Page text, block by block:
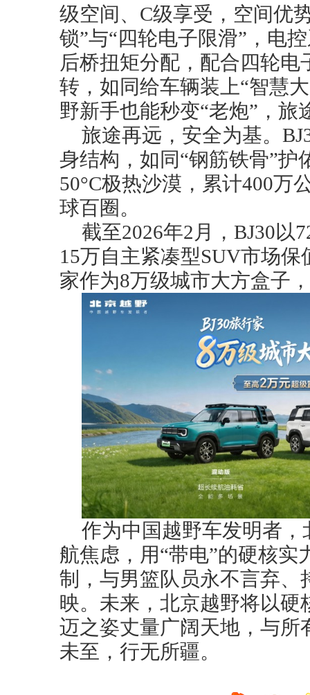
级空间、C级享受，空间优
锁”与“四轮电子限滑”，电
后桥扭矩分配，配合四轮
转，如同给车辆装上“智慧
野新手也能秒变“老炮”，旅
旅途再远，安全为基。
身结构，如同“钢筋铁骨”护
50°C极热沙漠，累计400万
球百圈。
截至2026年2月，BJ30以
15万自主紧凑型SUV市场
家作为8万级城市大方盒子
作为中国越野车发明者
航焦虑，用“带电”的硬核
制，与男篮队员永不言弃
映。未来，北京越野将以
迈之姿丈量广阔天地，与
未至，行无所疆。